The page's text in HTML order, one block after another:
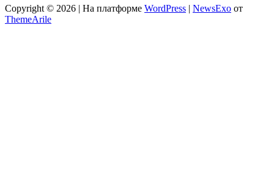
Copyright © 2026 | На платформе WordPress NewsExo от
ThemeArile